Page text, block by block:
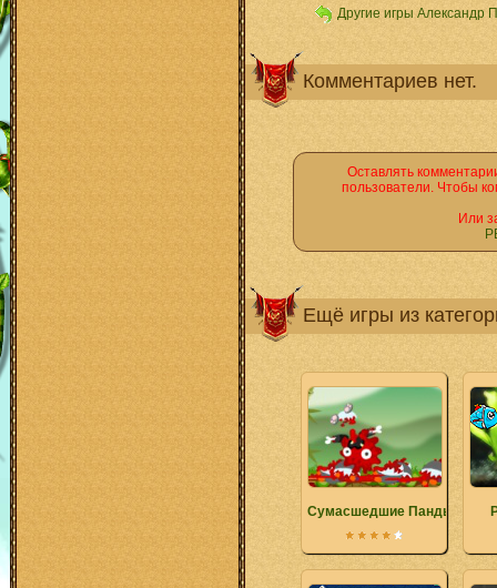
Другие игры Александр
Комментариев нет.
Оставлять
пользователи. Чтобы
Или
Ещё игры из
Сумасшедшие Панды